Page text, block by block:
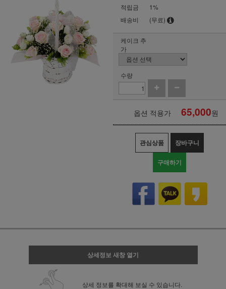
적립금
1%
배송비
(무료)
케이크 추
가
수량
옵션 적용가 65,000원
관심상품 장바구니
구매하기
상세정보 새창 열기
상세 정보를 확대해 보실 수 있습니다.